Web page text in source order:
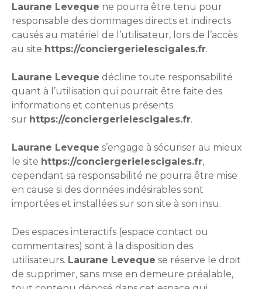
Laurane Leveque ne pourra être tenu pour
responsable des dommages directs et indirects
causés au matériel de l’utilisateur, lors de l’accès
au site https://conciergerielescigales.fr.
Laurane Leveque décline toute responsabilité
quant à l’utilisation qui pourrait être faite des
informations et contenus présents
sur https://conciergerielescigales.fr.
Laurane Leveque s’engage à sécuriser au mieux
le site https://conciergerielescigales.fr,
cependant sa responsabilité ne pourra être mise
en cause si des données indésirables sont
importées et installées sur son site à son insu.
Des espaces interactifs (espace contact ou
commentaires) sont à la disposition des
utilisateurs. Laurane Leveque se réserve le droit
de supprimer, sans mise en demeure préalable,